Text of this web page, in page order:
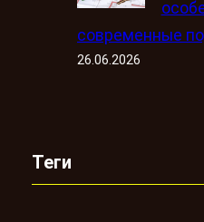
современные
26.06.2026
Теги